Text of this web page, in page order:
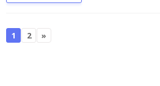
1 2 »